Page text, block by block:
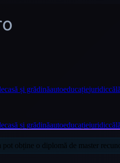
casă și grădinăautoeducațiejuridic
casă și grădinăautoeducațiejuridic
pot obține o diplomă de master